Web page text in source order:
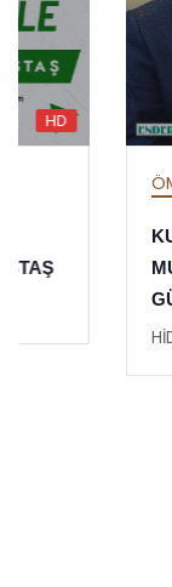
ÖMER
KUR'AN-I
MUKABELE -
HİDAYET